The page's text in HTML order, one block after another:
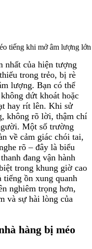
tiếng khi mở âm lượng lớn
nhất của hiện tượng
trong trẻo, bị rè
lượng. Bạn có thể
dứt khoát hoặc
hay rít lên. Khi sử
không rõ lời, thậm chí
Một số trường
về cảm giác chói tai,
rõ – đây là biểu
đang vận hành
trong khung giờ cao
ồn xung quanh
nghiêm trọng hơn,
và sự hài lòng của
hàng bị méo